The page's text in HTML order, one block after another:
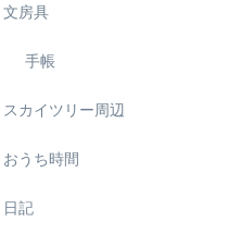
文房具
手帳
スカイツリー周辺
おうち時間
日記